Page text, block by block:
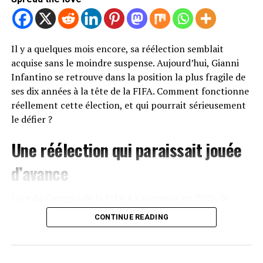
Il y a quelques mois encore, sa réélection semblait
acquise sans le moindre suspense. Aujourd’hui, Gianni
Infantino se retrouve dans la position la plus fragile de
ses dix années à la tête de la FIFA. Comment fonctionne
réellement cette élection, et qui pourrait sérieusement
le défier ?
Une réélection qui paraissait jouée
d’avance
message d’Infantino ne laissait planer aucun doute : il
briguerait un troisième mandat complet, jusqu’en 2031,
CONTINUE READING